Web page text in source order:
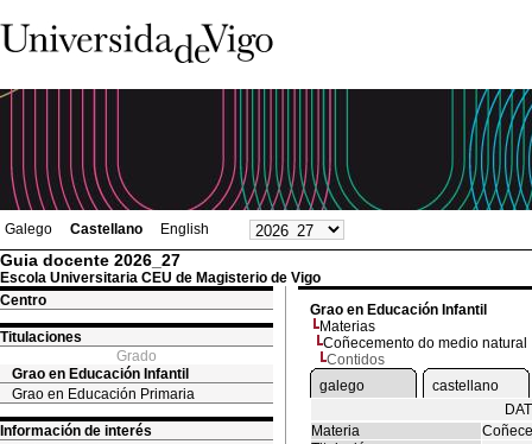
Galego Castellano English
Guia docente 2026_27
Escola Universitaria CEU de Magisterio de Vigo
Centro
Titulaciones
Grado
Grao en Educación Infantil
Grao en Educación Primaria
Información de interés
Grao en Educación Infantil
Materias
Coñecemento do medio natural
Contidos
galego
castellano
Materia